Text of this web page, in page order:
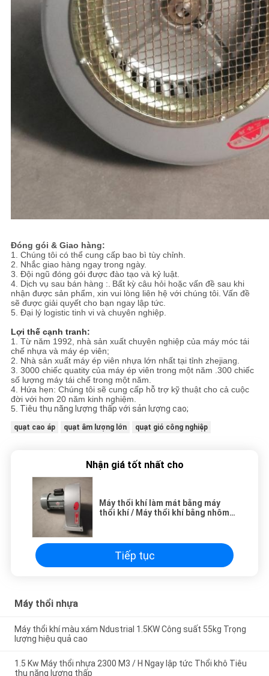
Đóng gói & Giao hàng:
1. Chúng tôi có thể cung cấp bao bì tùy chỉnh.
2. Nhắc giao hàng ngay trong ngày.
3. Đội ngũ đóng gói được đào tạo và kỷ luật.
4. Dịch vụ sau bán hàng :. Bất kỳ câu hỏi hoặc vấn đề sau khi
nhận được sản phẩm, xin vui lòng liên hệ với chúng tôi. Vấn đề
sẽ được giải quyết cho bạn ngay lập tức.
5. Đại lý logistic tinh vi và chuyên nghiệp.
Lợi thế cạnh tranh:
1. Từ năm 1992, nhà sản xuất chuyên nghiệp của máy móc tái
chế nhựa và máy ép viên;
2. Nhà sản xuất máy ép viên nhựa lớn nhất tại tỉnh zhejiang.
3. 3000 chiếc quatity của máy ép viên trong một năm .300 chiếc
số lượng máy tái chế trong một năm.
4. Hứa hẹn: Chúng tôi sẽ cung cấp hỗ trợ kỹ thuật cho cả cuộc
đời với hơn 20 năm kinh nghiệm.
5. Tiêu thụ năng lượng thấp với sản lượng cao;
quạt cao áp quạt âm lượng lớn quạt gió công nghiệp
Nhận giá tốt nhất cho
Máy thổi khí làm mát bằng máy
thổi khí / Máy thổi khí bằng nhôm
Tiếp tục
Máy thổi nhựa
Máy thổi khí màu xám Ndustrial 1.5KW Công suất 55kg Trọng
lượng hiệu quả cao
1.5 Kw Máy ​​thổi nhựa 2300 M3 / H Ngay lập tức Thổi khô Tiêu
thụ năng lượng thấp